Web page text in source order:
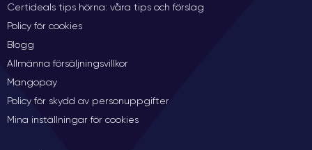
Certideals tips hörna: våra tips och förslag
Policy för cookies
Blogg
Allmänna försäljningsvillkor
Mangopay
Policy för skydd av personuppgifter
Mina inställningar för cookies